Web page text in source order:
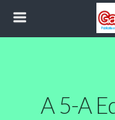
A 5-A